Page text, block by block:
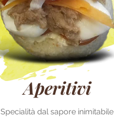
Aperitivi
Specialità dal sapore inimitabile